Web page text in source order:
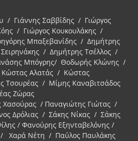
/ Γιάννης Σαββίδης / Γιώργος
/ Γιώργος Κουκουλάκης /
Μπαξεβανίδης / Δημήτρης
/ Δημήτρης Τσέλλος /
Μπόγρης/ Θοδωρής Κλώνης /
Αλατάς / Κώστας
Τσουρέας / Μίμης Καναβιτσάδος
Ζώρας
/ Παναγιώτης Γιώτας /
Δρόλιας / Σάκης Νίκας / Σάκης
/ Φανούρης Εξηνταβελόνης /
/ Χαρά Νέτη / Παύλος Παυλάκης